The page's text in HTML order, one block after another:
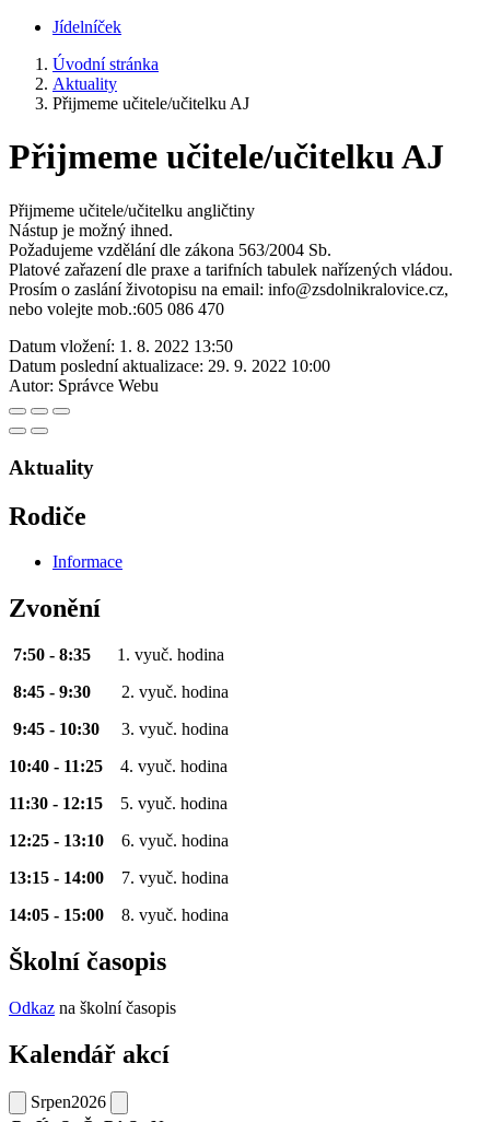
Jídelníček
Úvodní stránka
Aktuality
Přijmeme učitele/učitelku AJ
Přijmeme učitele/učitelku AJ
Přijmeme učitele/učitelku angličtiny
Nástup je možný ihned.
Požadujeme vzdělání dle zákona 563/2004 Sb.
Platové zařazení dle praxe a tarifních tabulek nařízených vládou.
Prosím o zaslání životopisu na email: info@zsdolnikralovice.cz,
nebo volejte mob.:605 086 470
Datum vložení: 1. 8. 2022 13:50
Datum poslední aktualizace: 29. 9. 2022 10:00
Autor: Správce Webu
Aktuality
Rodiče
Informace
Zvonění
7:50 - 8:35 1. vyuč. hodina
8:45 - 9:30 2. vyuč. hodina
9:45 - 10:30 3. vyuč. hodina
10:40 - 11:25 4. vyuč. hodina
11:30 - 12:15 5. vyuč. hodina
12:25 - 13:10 6. vyuč. hodina
13:15 - 14:00 7. vyuč. hodina
14:05 - 15:00 8. vyuč. hodina
Školní časopis
Odkaz na školní časopis
Kalendář akcí
Srpen2026